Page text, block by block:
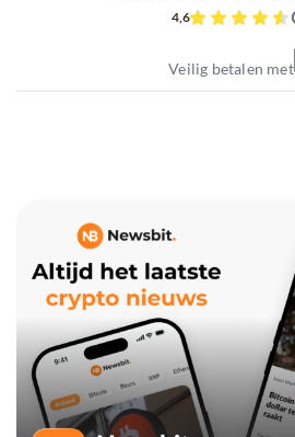
4,6
Veilig betalen met